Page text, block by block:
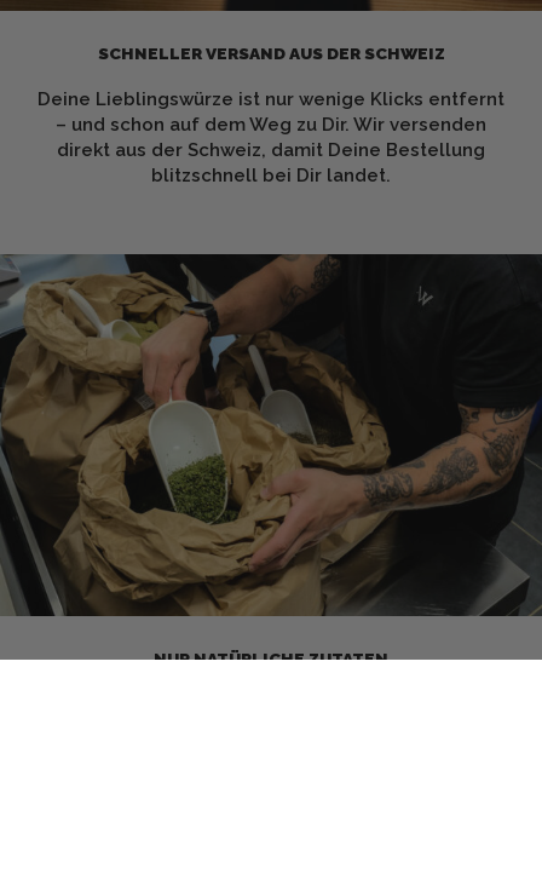
SCHNELLER VERSAND AUS DER SCHWEIZ
Deine Lieblingswürze ist nur wenige Klicks entfernt
– und schon auf dem Weg zu Dir. Wir versenden
direkt aus der Schweiz, damit Deine Bestellung
blitzschnell bei Dir landet.
NUR NATÜRLICHE ZUTATEN